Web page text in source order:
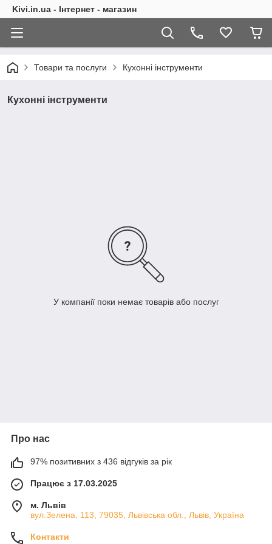
Kivi.in.ua - Інтернет - магазин
Товари та послуги Кухонні інструменти
Кухонні інструменти
У компанії поки немає товарів або послуг
Про нас
97% позитивних з 436 відгуків за рік
Працює з 17.03.2025
м. Львів
вул.Зелена, 113, 79035, Львівська обл., Львів, Україна
Контакти